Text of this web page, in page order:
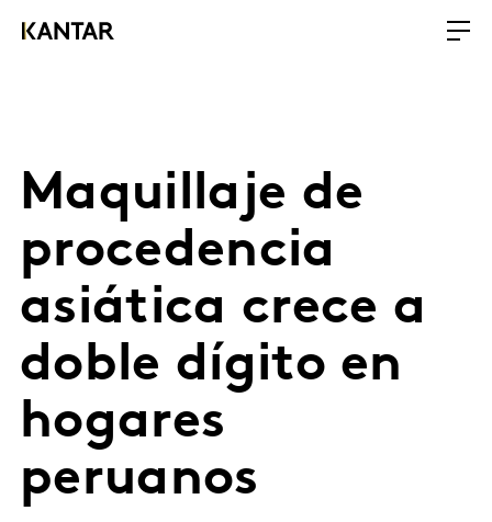
Maquillaje de
procedencia
asiática crece a
doble dígito en
hogares
peruanos